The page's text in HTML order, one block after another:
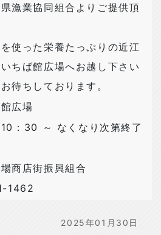
漁業協同組合よりご提供頂
使った栄養たっぷりの近江
ちば館広場へお越し下さい
待ちしております。
広場
10 ： 30 ～ なくなり次第終了
商店街振興組合
1462
2025年01月30日